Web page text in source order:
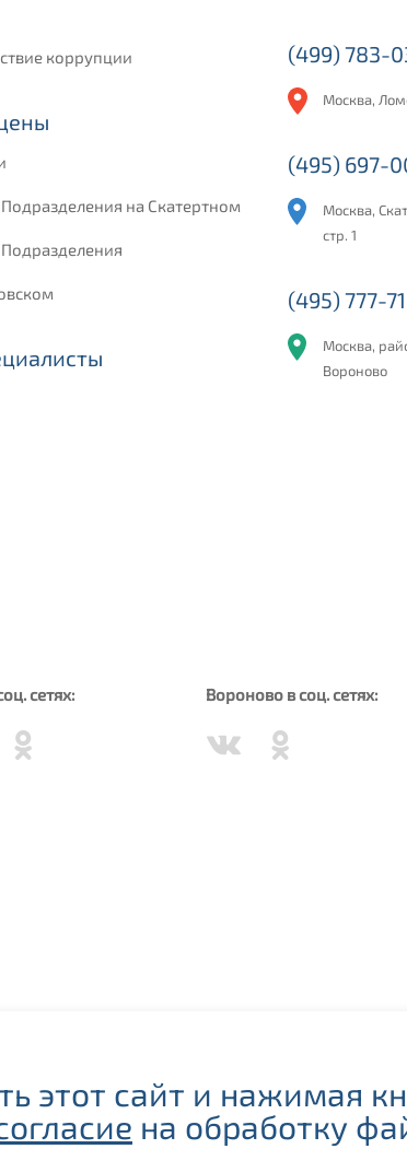
коррупции
на Скатертном
(499) 783-
Москва,
(495) 697-
Москва,
стр. 1
(495) 777-
Москва,
Вороново
сетях: Вороново в соц. сетях:
«Лечебно-реабилитационный центр Минэкономразвития
этот сайт и нажимая
на обработку